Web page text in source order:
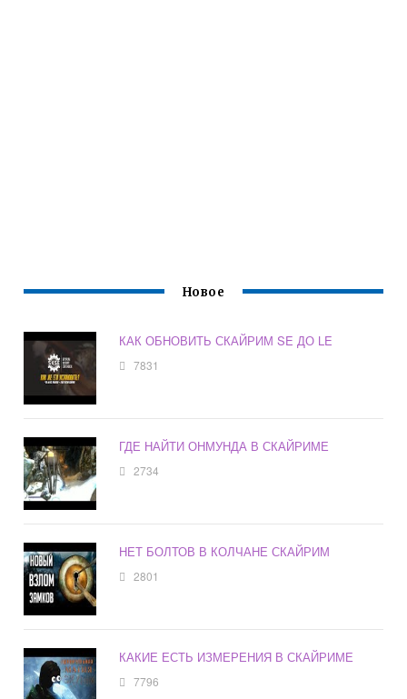
Новое
КАК ОБНОВИТЬ СКАЙРИМ SE ДО LE
7831
ГДЕ НАЙТИ ОНМУНДА В СКАЙРИМЕ
2734
НЕТ БОЛТОВ В КОЛЧАНЕ СКАЙРИМ
2801
КАКИЕ ЕСТЬ ИЗМЕРЕНИЯ В СКАЙРИМЕ
7796